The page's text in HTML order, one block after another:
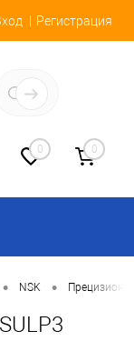
Регистрация
0 0
• NSK •